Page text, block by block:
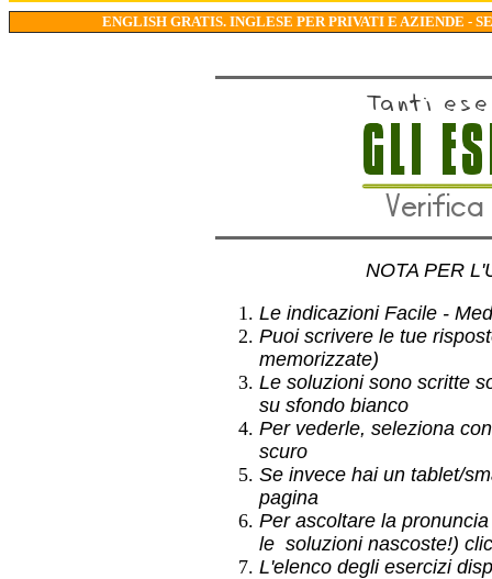
ENGLISH GRATIS. INGLESE PER PRIVATI E AZIENDE -
NOTA PER
Le indicazioni Facile -
Puoi scrivere le tue
memorizzate)
Le soluzioni sono scritte
su sfondo bianco
Per vederle, seleziona
scuro
Se invece hai un tablet/
pagina
Per ascoltare la
le soluzioni nascoste!)
L'elenco degli esercizi